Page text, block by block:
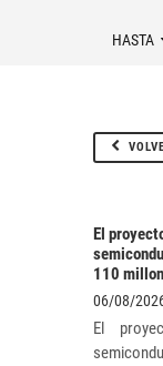
El
110
06/08/
El